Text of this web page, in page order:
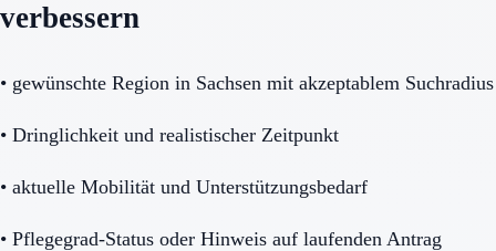
verbessern
• gewünschte Region in Sachsen mit akzeptablem Suchradius
• Dringlichkeit und realistischer Zeitpunkt
• aktuelle Mobilität und Unterstützungsbedarf
• Pflegegrad-Status oder Hinweis auf laufenden Antrag